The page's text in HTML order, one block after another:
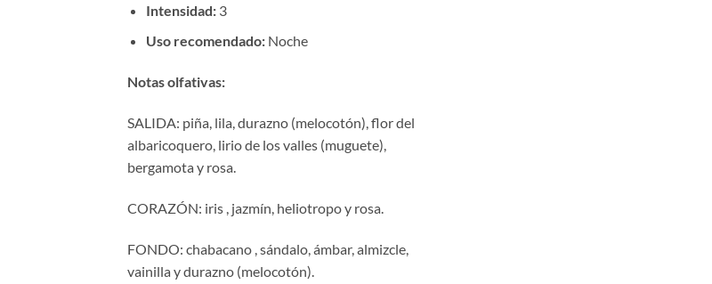
Intensidad:3
Uso recomendado:Noche
Notas olfativas:
SALIDA: piña, lila, durazno (melocotón), flor del
albaricoquero, lirio de los valles (muguete),
bergamota y rosa.
CORAZÓN: iris , jazmín, heliotropo y rosa.
FONDO: chabacano , sándalo, ámbar, almizcle,
vainilla y durazno (melocotón).